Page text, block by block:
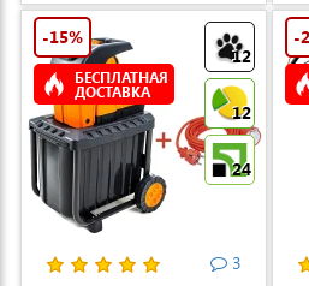
12
12
24
-15%
БЕСПЛАТНАЯ
ДОСТАВКА
3
-